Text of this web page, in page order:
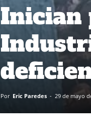
Inician
Por Eric Paredes - 29 de mayo